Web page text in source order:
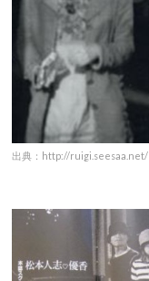
出典：http://ruigi.seesaa.net/